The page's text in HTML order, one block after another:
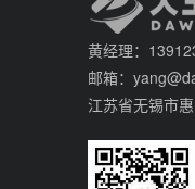
黄经理：
邮箱：
江苏省无锡市